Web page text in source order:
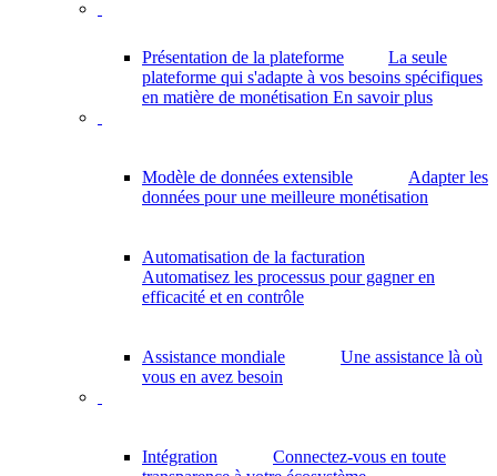
Présentation de la plateforme
La seule
plateforme qui s'adapte à vos besoins spécifiques
en matière de monétisation En savoir plus
Modèle de données extensible
Adapter les
données pour une meilleure monétisation
Automatisation de la facturation
Automatisez les processus pour gagner en
efficacité et en contrôle
Assistance mondiale
Une assistance là où
vous en avez besoin
Intégration
Connectez-vous en toute